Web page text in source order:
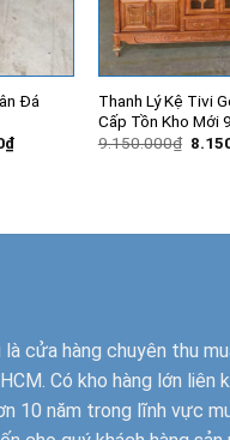
Đá
₫Giá
hiện
Thanh Lý Kệ Tivi
Cấp Tồn Kho Mới
9.150.000₫ Giá
là cửa hàng chuyên thu
Có kho hàng lớn liên
10 năm trong lĩnh vực